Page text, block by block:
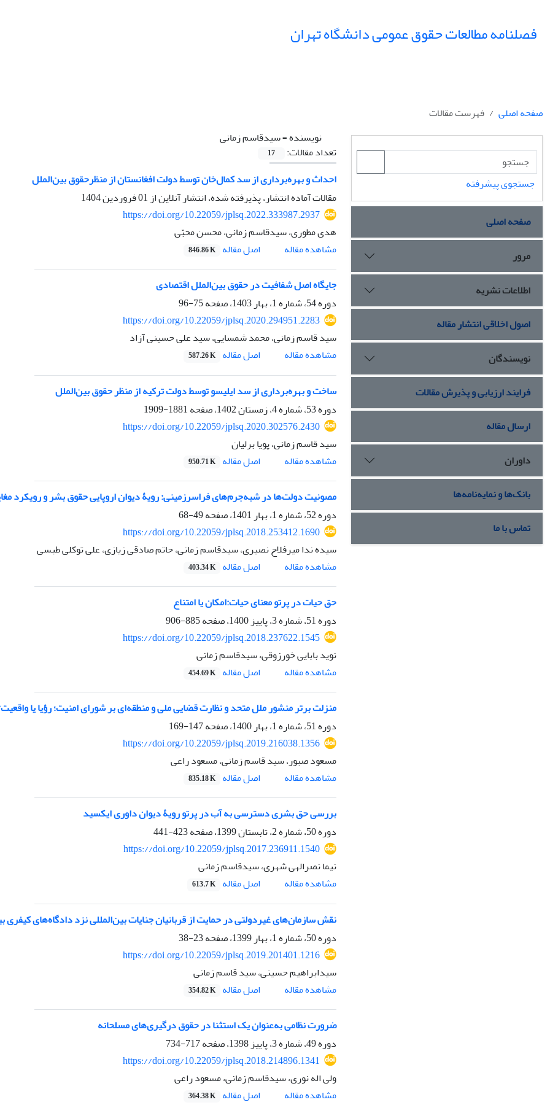
فصلنامه مطالعات حقوق عمومی دانشگاه تهران
صفحه اصلی
فهرست مقالات
نویسنده =سیدقاسم زمانی
تعداد مقالات:
17
احداث و بهره‌برداری از سد کمال‌خان توسط دولت افغانستان از منظرحقوق بین‌الملل
مقالات آماده انتشار، پذیرفته شده، انتشار آنلاین از01 فروردین 1404
https://doi.org/10.22059/jplsq.2022.333987.2937
هدی مطوری، سیدقاسم زمانی، محسن محبّی
مشاهده مقاله
اصل مقاله 846.86 K
جایگاه اصل شفافیت در حقوق بین‌الملل اقتصادی
دوره 54، شماره 1، بهار 1403، صفحه
75-96
https://doi.org/10.22059/jplsq.2020.294951.2283
سید قاسم زمانی، محمد شمسایی، سید علی حسینی آزاد
مشاهده مقاله
اصل مقاله 587.26 K
ساخت و بهره‌برداری از سد ایلیسو توسط دولت ترکیه از منظر حقوق بین‌الملل
دوره 53، شماره 4، زمستان 1402، صفحه
1881-1909
https://doi.org/10.22059/jplsq.2020.302576.2430
سید قاسم زمانی، پویا برلیان
مشاهده مقاله
اصل مقاله 950.71 K
مصونیت دولت‌ها در شبه‌جرم‌های فراسرزمینی: رویۀ دیوان اروپایی حقوق بشر و رویکرد
دوره 52، شماره 1، بهار 1401، صفحه
49-68
https://doi.org/10.22059/jplsq.2018.253412.1690
سیده ندا میرفلاح نصیری، سیدقاسم زمانی، حاتم صادقی زیازی، علی توکلی طبسی
مشاهده مقاله
اصل مقاله 403.34 K
حق حیات در پرتو معنای حیات:امکان یا امتناع
دوره 51، شماره 3، پاییز 1400، صفحه
885-906
https://doi.org/10.22059/jplsq.2018.237622.1545
نوید بابایی خورزوقی، سیدقاسم زمانی
مشاهده مقاله
اصل مقاله 454.69 K
منزلت برتر منشور ملل متحد و نظارت قضایی ملی و منطقه‌ای بر شورای امنیت؛ رؤیا یا
دوره 51، شماره 1، بهار 1400، صفحه
147-169
https://doi.org/10.22059/jplsq.2019.216038.1356
مسعود صبور، سید قاسم زمانی، مسعود راعی
مشاهده مقاله
اصل مقاله 835.18 K
بررسی حق بشری دسترسی به آب در پرتو رویۀ دیوان داوری ایکسید
دوره 50، شماره 2، تابستان 1399، صفحه
423-441
https://doi.org/10.22059/jplsq.2017.236911.1540
نیما نصرالهی شهری، سیدقاسم زمانی
مشاهده مقاله
اصل مقاله 613.7 K
نقش سازمان‌های غیردولتی در حمایت از قربانیان جنایات بین‌المللی نزد دادگاه‌های کیفری
دوره 50، شماره 1، بهار 1399، صفحه
23-38
https://doi.org/10.22059/jplsq.2019.201401.1216
سیدابراهیم حسینی، سید قاسم زمانی
مشاهده مقاله
اصل مقاله 354.82 K
ضرورت نظامی به‌عنوان یک استثنا در حقوق درگیری‌های مسلحانه
دوره 49، شماره 3، پاییز 1398، صفحه
717-734
https://doi.org/10.22059/jplsq.2018.214896.1341
ولی اله نوری، سیدقاسم زمانی، مسعود راعی
مشاهده مقاله
اصل مقاله 364.38 K
جستجوی پیشرفته
صفحه اصلی
مرور
اطلاعات نشریه
اصول اخلاقی انتشار مقاله
نویسندگان
فرایند ارزیابی و پذیرش مقالات
ارسال مقاله
داوران
بانک‌ها و نمایه‌نامه‌ها
تماس با ما